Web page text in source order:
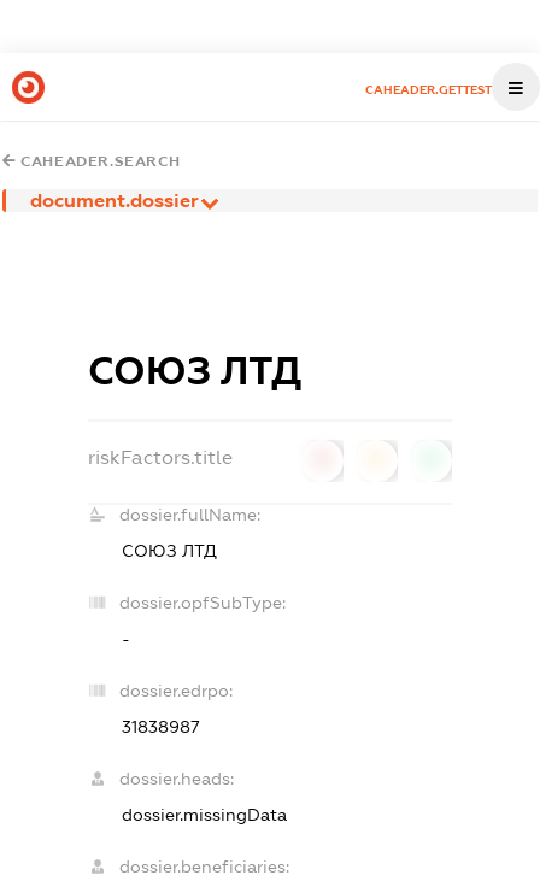
CAHEADER.GETTEST
CAHEADER.SEARCH
document.dossier
СОЮЗ ЛТД
riskFactors.title
dossier.fullName:
СОЮЗ ЛТД
dossier.opfSubType:
-
dossier.edrpo:
31838987
dossier.heads:
dossier.missingData
dossier.beneficiaries: